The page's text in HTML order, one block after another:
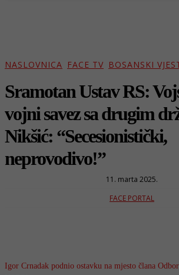
NASLOVNICA FACE TV BOSANSKI
Sramotan Ustav RS:
vojni savez sa drugim
Nikšić: “Secesionistički,
neprovodivo!”
11. marta 2025.
FACE PORTAL
Igor Crnadak podnio ostavku na mjesto člana